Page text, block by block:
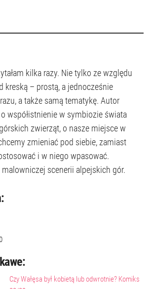
kilka razy. Nie tylko ze względu
kreską – prostą, a jednocześnie
a także samą tematykę. Autor
współistnienie w symbiozie świata
zwierząt, o nasze miejsce w
zmieniać pod siebie, zamiast
i w niego wpasować.
scenerii alpejskich gór.
Czy Wałęsa był kobietą lub odwrotnie? Komiks